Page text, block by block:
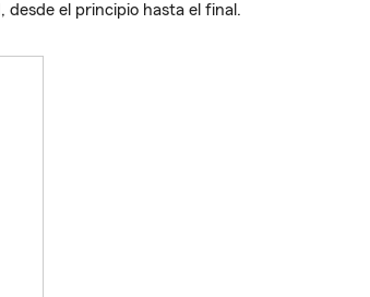
el principio hasta el final.